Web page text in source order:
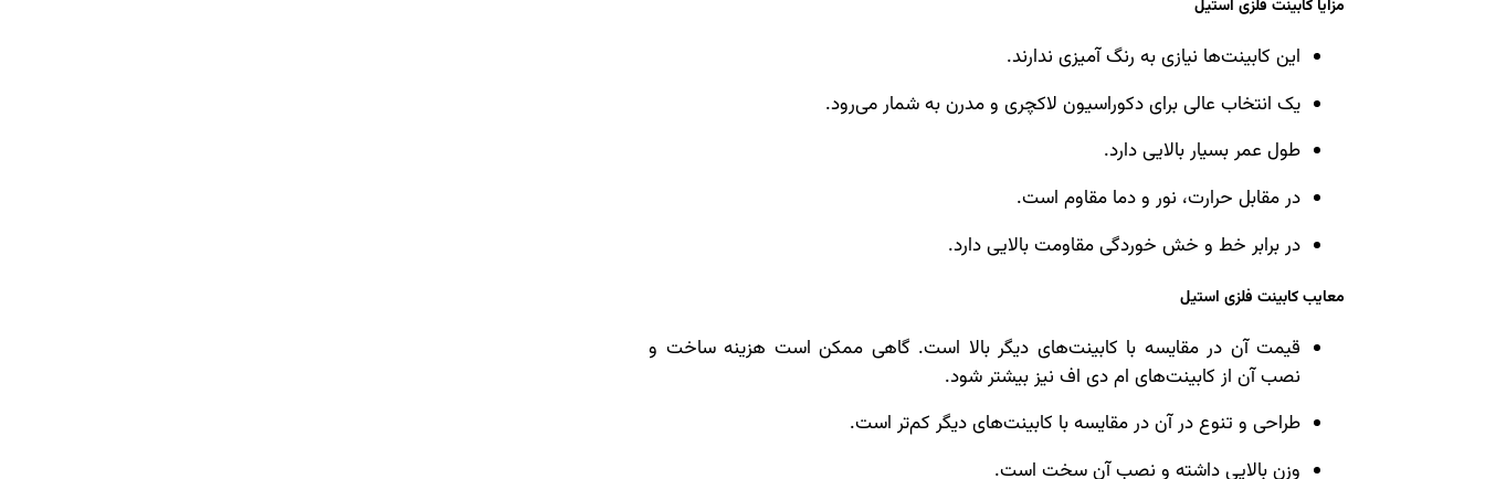
مزایا کابینت فلزی استیل
این کابینت‌ها نیازی به رنگ آمیزی ندارند.
یک انتخاب عالی برای دکوراسیون لاکچری و مدرن به شمار می‌رود.
طول عمر بسیار بالایی دارد.
در مقابل حرارت، نور و دما مقاوم است.
در برابر خط و خش خوردگی مقاومت بالایی دارد.
معایب کابینت فلزی استیل
قیمت آن در مقایسه با کابینت‌های دیگر بالا است. گاهی ممکن است هزینه ساخت و
نصب آن از کابینت‌های ام دی اف نیز بیشتر شود.
طراحی و تنوع در آن در مقایسه با کابینت‌های دیگر کم‌تر است.
وزن بالایی داشته و نصب آن سخت است.